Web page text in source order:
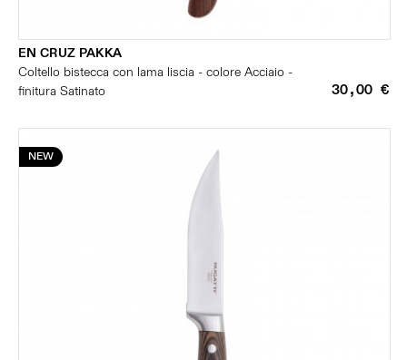
EN CRUZ PAKKA
Coltello bistecca con lama liscia - colore Acciaio -
finitura Satinato
30,00 €
NEW